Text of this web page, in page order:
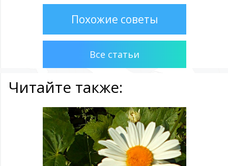
Похожие советы
Все статьи
Читайте также: